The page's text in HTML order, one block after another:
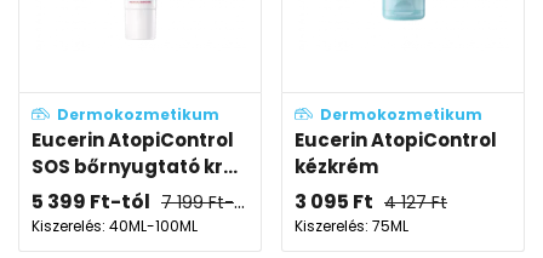
Dermokozmetikum
Eucerin AtopiControl
SOS bőrnyugtató kr...
5 399 Ft-tól 7 199Ft-tól
Kiszerelés: 40ML-100ML
Dermokozmetikum
Eucerin AtopiControl
kézkrém
3 095 Ft 4 127Ft
Kiszerelés: 75ML